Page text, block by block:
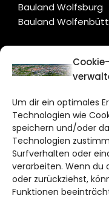
Um dir ein optimales
Technologien wie
speichern und/oder
Technologien
Surfverhalten oder
verarbeiten. Wenn du
oder zurückziehst,
Funktionen
Bauland Wolfsburg
Bauland
CITYLIFE!
Bruchtorwall 12
38100 Braunschweig
Telefon: 0531
DAS